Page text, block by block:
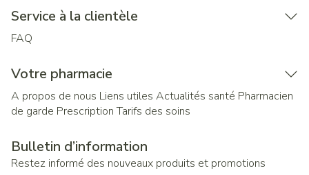
Service à la clientèle
FAQ
Votre pharmacie
A propos de nous Liens utiles Actualités santé Pharmacien
de garde Prescription Tarifs des soins
Bulletin d’information
Restez informé des nouveaux produits et promotions